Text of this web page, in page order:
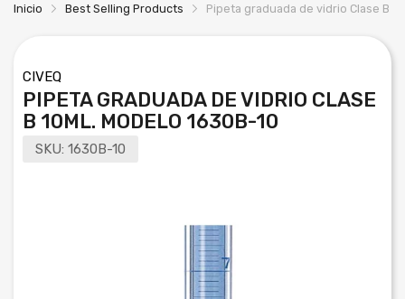
Inicio Best Selling Products Pipeta graduada de vidrio Clase B
CIVEQ
PIPETA GRADUADA DE VIDRIO CLASE
B 10ML. MODELO 1630B-10
SKU: 1630B-10